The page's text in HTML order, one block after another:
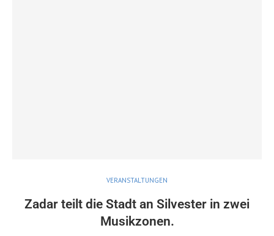
VERANSTALTUNGEN
Zadar teilt die Stadt an Silvester in zwei
Musikzonen.